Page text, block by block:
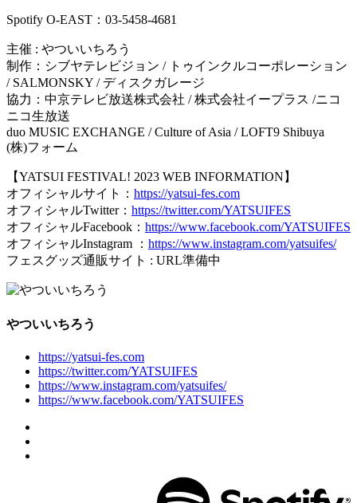
Spotify O-EAST：03-5458-4681
主催 : やついいちろう
制作：シブヤテレビジョン / トゥインクルコーポレーション
/ SALMONSKY / ディスクガレージ
協力：中京テレビ放送株式会社 / 株式会社イープラス /ニコ
ニコ生放送
duo MUSIC EXCHANGE / Culture of Asia / LOFT9 Shibuya
(株)フォーム
【YATSUI FESTIVAL! 2023 WEB INFORMATION】
オフィシャルサイト： https://yatsui-fes.com
オフィシャルTwitter： https://twitter.com/YATSUIFES
オフィシャルFacebook： https://www.facebook.com/YATSUIFES
オフィシャルInstagram ： https://www.instagram.com/yatsuifes/
フェスグッズ通販サイト : URL準備中
やついいちろう
https://yatsui-fes.com
https://twitter.com/YATSUIFES
https://www.instagram.com/yatsuifes/
https://www.facebook.com/YATSUIFES